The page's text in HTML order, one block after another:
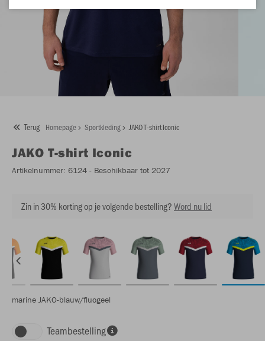
Terug Homepage Sportkleding JAKO T-shirt Iconic
JAKO T-shirt Iconic
Artikelnummer: 6124 - Beschikbaar tot 2027
Zin in 30% korting op je volgende bestelling?Word nu lid
marine JAKO-blauw/fluogeel
Teambestelling